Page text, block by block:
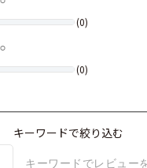
(0)
(0)
キーワードで絞り込む